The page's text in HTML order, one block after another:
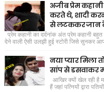
अजीब प्रेम
करते थे, शादी
से लटककर जान दे
प्रेम कहानी का दर्दनांक अंत प्रेम कहानी
देने वाली ऐसी उलझी हुई स्टोरी जिसे सुनकर
नया प्यार मिला
सांप से डसवाकर
आखिर क्यों खेल रही है
हैं जहां पत्नियों द्वारा